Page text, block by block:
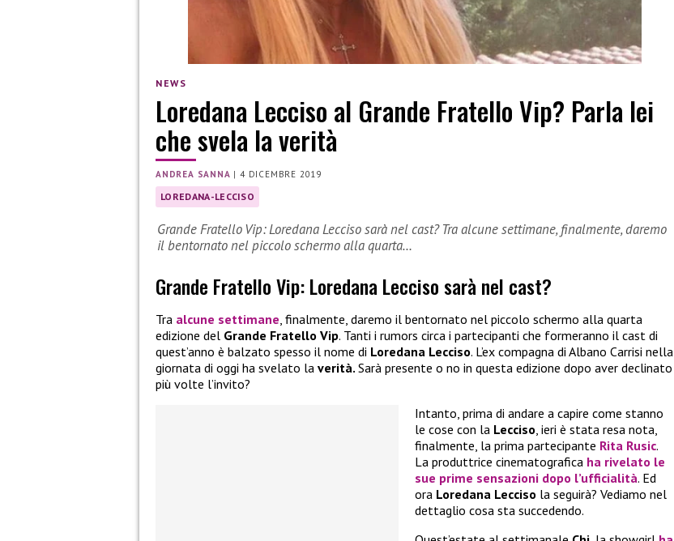
NEWS
Loredana Lecciso al Grande Fratello Vip? Parla lei
che svela la verità
ANDREA SANNA |4 DICEMBRE 2019
LOREDANA-LECCISO
Grande Fratello Vip: Loredana Lecciso sarà nel cast? Tra alcune settimane, finalmente, daremo
il bentornato nel piccolo schermo alla quarta…
Grande Fratello Vip: Loredana Lecciso sarà nel cast?
Tra alcune settimane, finalmente, daremo il bentornato nel piccolo schermo alla quarta
edizione del Grande Fratello Vip. Tanti i rumors circa i partecipanti che formeranno il cast di
quest’anno è balzato spesso il nome di Loredana Lecciso. L’ex compagna di Albano Carrisi nella
giornata di oggi ha svelato la verità. Sarà presente o no in questa edizione dopo aver declinato
più volte l’invito?
Intanto, prima di andare a capire come stanno
le cose con la Lecciso, ieri è stata resa nota,
finalmente, la prima partecipante Rita Rusic.
La produttrice cinematografica ha rivelato le
sue prime sensazioni dopo l’ufficialità. Ed
ora Loredana Lecciso la seguirà? Vediamo nel
dettaglio cosa sta succedendo.